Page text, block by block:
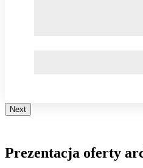
Next
Prezentacja oferty